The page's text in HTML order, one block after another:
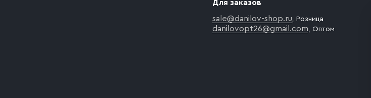
Для заказов
sale@danilov-shop.ru, Розница
danilovopt26@gmail.com, Оптом